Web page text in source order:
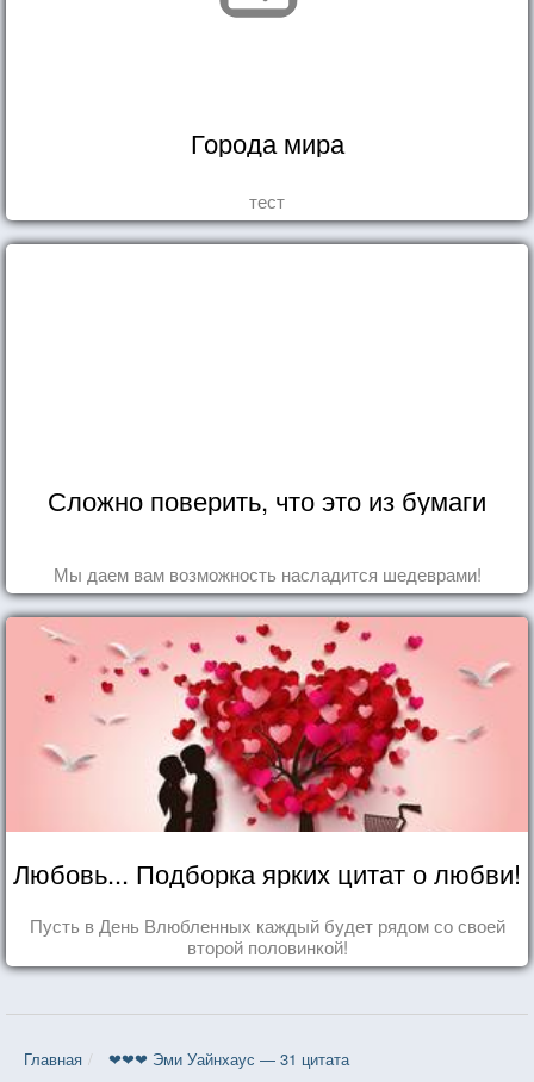
Города мира
тест
Сложно поверить, что это из бумаги
Мы даем вам возможность насладится шедеврами!
Любовь... Подборка ярких цитат о любви!
Пусть в День Влюбленных каждый будет рядом со своей
второй половинкой!
Главная ❤❤❤ Эми Уайнхаус — 31 цитата